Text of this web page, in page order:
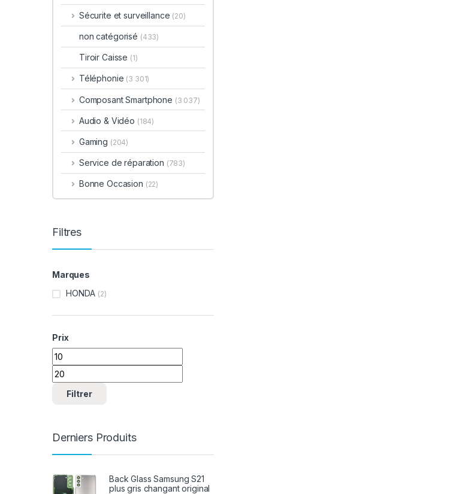
Sécurite et surveillance (20)
non catégorisé (433)
Tiroir Caisse (1)
Téléphonie (3 301)
Composant Smartphone (3 037)
Audio & Vidéo (184)
Gaming (204)
Service de réparation (783)
Bonne Occasion (22)
Filtres
Marques
HONDA (2)
Prix
Prix min
Prix max
Filtrer
Derniers Produits
Back Glass Samsung S21
plus gris changant original